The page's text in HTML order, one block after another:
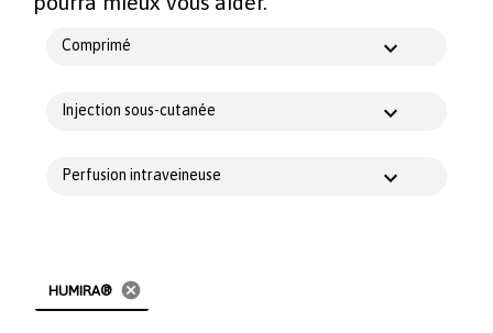
Comprimé
Injection sous-cutanée
Perfusion intraveineuse
HUMIRA® cancel